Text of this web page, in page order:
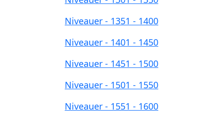
Niveauer - 1351 - 1400
Niveauer - 1401 - 1450
Niveauer - 1451 - 1500
Niveauer - 1501 - 1550
Niveauer - 1551 - 1600